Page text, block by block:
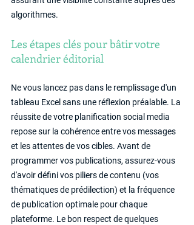
algorithmes.
Les étapes clés pour bâtir votre
calendrier éditorial
Ne vous lancez pas dans le remplissage d'un
tableau Excel sans une réflexion préalable. La
réussite de votre planification social media
repose sur la cohérence entre vos messages
et les attentes de vos cibles. Avant de
programmer vos publications, assurez-vous
d'avoir défini vos piliers de contenu (vos
thématiques de prédilection) et la fréquence
de publication optimale pour chaque
plateforme. Le bon respect de quelques